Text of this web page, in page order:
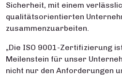
Sicherheit, mit einem
qualitätsorientierten
zusammenzuarbeiten.
„Die ISO 9001-Zertifizierung
Meilenstein für unser
nicht nur den Anforderungen